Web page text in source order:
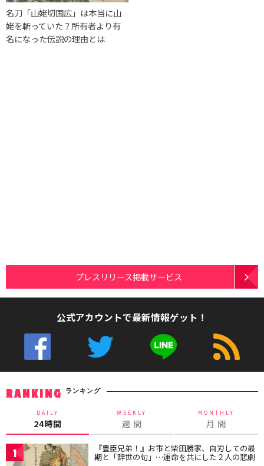
名刀「山姥切国広」は本当に山
姥を斬っていた？所有者より有
名になった伝説の理由とは
プレスリリース掲載サービス
公式アカウントで最新情報ゲット！
RANKING ランキング
DAILY
24時間
WEEKLY
週 間
MONTHLY
月 間
1 『豊臣兄弟！』お市と柴田勝家、自刃しての最
期と「辞世の句」…運命を共にした２人の悲劇